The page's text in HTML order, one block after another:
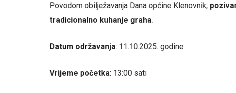
Povodom obilježavanja Dana općine Klenovnik,
tradicionalno kuhanje graha.
Datum održavanja: 11.10.2025. godine
Vrijeme početka: 13:00 sati